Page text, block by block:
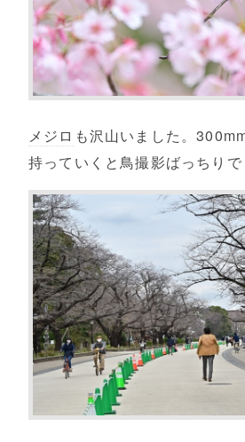
メジロ も沢山いました。
持っていくと鳥撮影ばっちりで